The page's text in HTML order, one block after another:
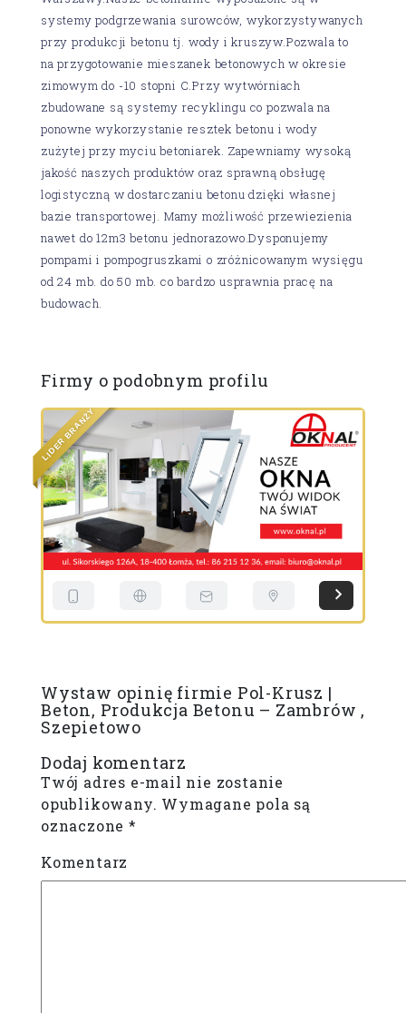
systemy podgrzewania surowców, wykorzystywanych
przy produkcji betonu tj. wody i kruszyw.Pozwala to
na przygotowanie mieszanek betonowych w okresie
zimowym do -10 stopni C.Przy wytwórniach
zbudowane są systemy recyklingu co pozwala na
ponowne wykorzystanie resztek betonu i wody
zużytej przy myciu betoniarek. Zapewniamy wysoką
jakość naszych produktów oraz sprawną obsługę
logistyczną w dostarczaniu betonu dzięki własnej
bazie transportowej. Mamy możliwość przewiezienia
nawet do 12m3 betonu jednorazowo.Dysponujemy
pompami i pompogruszkami o zróżnicowanym wysięgu
od 24 mb. do 50 mb. co bardzo usprawnia pracę na
budowach.
Firmy o podobnym profilu
LI
DER
BRAN
Ż
Y
Wystaw opinię firmie Pol-Krusz |
Beton, Produkcja Betonu – Zambrów ,
Szepietowo
Dodaj komentarz
Twój adres e-mail nie zostanie
opublikowany. Wymagane pola są
oznaczone*
Komentarz